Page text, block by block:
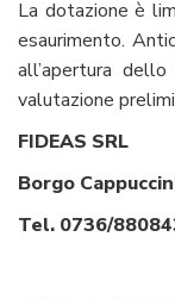
La dotazione è
esaurimento.
all’apertura
valutazione
FIDEAS SRL
Borgo
Tel. 0736/